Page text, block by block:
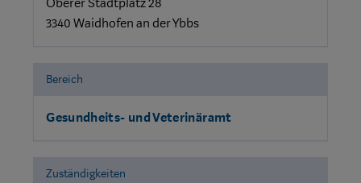
Oberer Stadtplatz 28
3340 Waidhofen an der Ybbs
Bereich
Gesundheits- und Veterinäramt
Zuständigkeiten